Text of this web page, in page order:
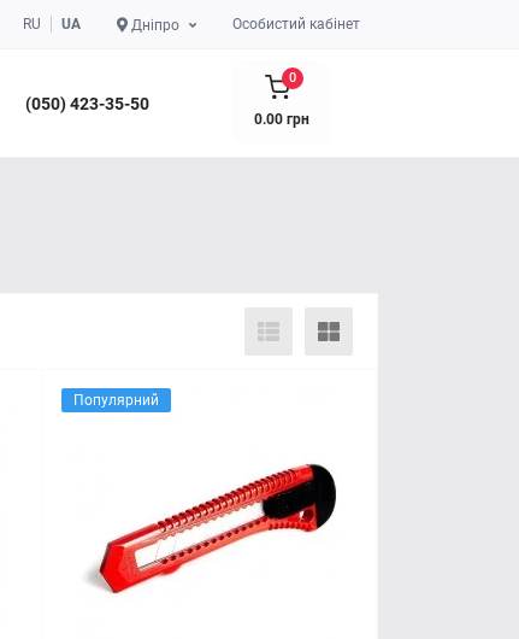
RU UA Дніпро Особистий кабінет
(050) 423-35-50
0
0.00 грн
Популярний